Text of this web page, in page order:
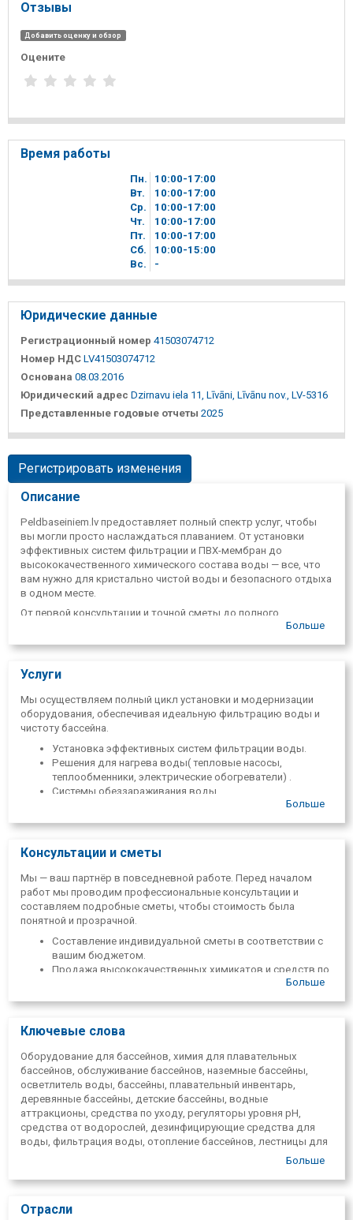
Отзывы
Добавить оценку и обзор
Оцените
Время работы
Пн. 10 00-17 00
Вт.
10 00-17 00
Ср.
10 00-17 00
Чт.
10 00-17 00
Пт.
10 00-17 00
Сб.
10 00-15 00
Вc.
-
Юридические данные
Регистрационный номер 41503074712
Номер НДС LV41503074712
Основана 08.03.2016
Юридический адрес Dzirnavu iela 11, Līvāni, Līvānu nov., LV-5316
Представленные годовые отчеты 2025
Регистрировать изменения
Описание
Peldbaseiniem.lv предоставляет полный спектр услуг, чтобы
вы могли просто наслаждаться плаванием. От установки
эффективных систем фильтрации и ПВХ-мембран до
высококачественного химического состава воды — все, что
вам нужно для кристально чистой воды и безопасного отдыха
в одном месте.
От первой консультации и точной сметы до полного
комплекта оборудования для бассейна и регулярного
безопасно и беззаботно наслаждаться отдыхом.
Больше
Услуги
Мы осуществляем полный цикл установки и модернизации
оборудования, обеспечивая идеальную фильтрацию воды и
чистоту бассейна.
Установка эффективных систем фильтрации воды.
Решения для нагрева воды( тепловые насосы,
теплообменники, электрические обогреватели) .
Системы обеззараживания воды
Мы специализируемся на профессиональной установке ПВХ-
визуально привлекательных видов отделки бассейнов.
Точная установка мембран в бассейнах любого размера
и формы.
Широкий выбор цветов и текстур.
Гарантированная герметичность и долговечность для
Больше
Консультации и сметы
Мы — ваш партнёр в повседневной работе. Перед началом
работ мы проводим профессиональные консультации и
составляем подробные сметы, чтобы стоимость была
понятной и прозрачной.
Составление индивидуальной сметы в соответствии с
вашим бюджетом.
Продажа высококачественных химикатов и средств по
Больше
Ключевые слова
Оборудование для бассейнов, химия для плавательных
бассейнов, обслуживание бассейнов, наземные бассейны,
осветлитель воды, бассейны, плавательный инвентарь,
деревянные бассейны, детские бассейны, водные
аттракционы, средства по уходу, регуляторы уровня pH,
средства от водорослей, дезинфицирующие средства для
воды, фильтрация воды, отопление бассейнов, лестницы для
бассейнов, покрытия для бассейна, освещение бассейна,
мембран, фильтрующее оборудование, установка
обслуживание бассейнов, консультации.
Больше
Отрасли